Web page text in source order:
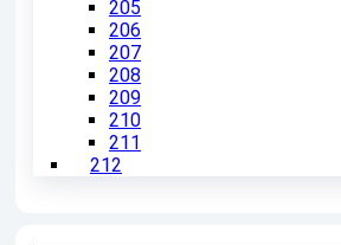
205
206
207
208
209
210
211
212